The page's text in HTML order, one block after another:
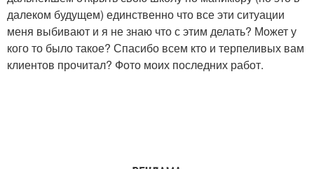
далеком будущем) единственно что все эти ситуации
меня выбивают и я не знаю что с этим делать? Может у
кого то было такое? Спасибо всем кто и терпеливых вам
клиентов прочитал? Фото моих последних работ.